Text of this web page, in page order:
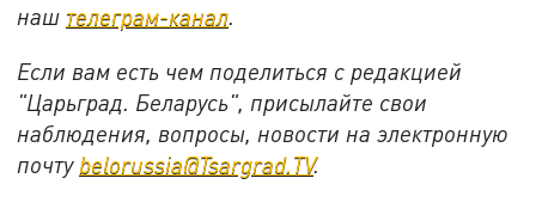
наш телеграм-канал.
Если вам есть чем поделиться с редакцией
"Царьград. Беларусь", присылайте свои
наблюдения, вопросы, новости на электронную
почту belorussia@Tsargrad.TV.